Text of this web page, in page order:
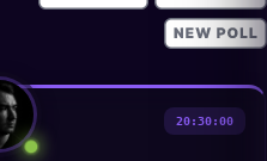
20:30:00